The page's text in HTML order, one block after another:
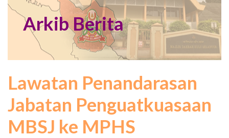
Arkib Berita
Lawatan Penandarasan
Jabatan Penguatkuasaan
MBSJ ke MPHS